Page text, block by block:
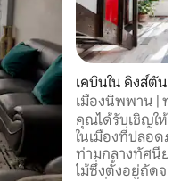
เคบินใน คิงส์ตัน
เมืองนิพพาน | ทำ
เพลิดเพลิน
คุณได้รับเชิญให้เ
ในเมืองที่ปลอดภัย
ท่ามกลางทัศนียภ
ไม้ซึ่งตั้งอยู่ถัดจาก